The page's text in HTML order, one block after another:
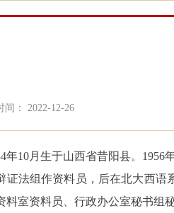
间： 2022-12-26
年10月生于山西省昔阳县。 1956
证法组作资料员，后在北大西
料室资料员、行政办公室秘书组